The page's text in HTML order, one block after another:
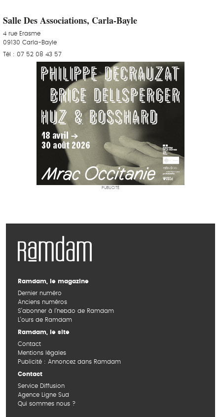
Salle Des Associations, Carla-Bayle
4 rue Erasme
09130 Carla-Bayle
Tél : 07 52 08 43 57
PUBLICITÉ
Ramdam, le magazine
Dernier numéro
Anciens numéros
S’abonner à l’hebdo de Ramdam
L’ours de Ramdam
Ramdam, le site
Contact
Mentions légales
Publicité : Annoncez dans Ramdam
Contact
Service Diffusion
Agence Ligne Sud
Qui sommes nous ?